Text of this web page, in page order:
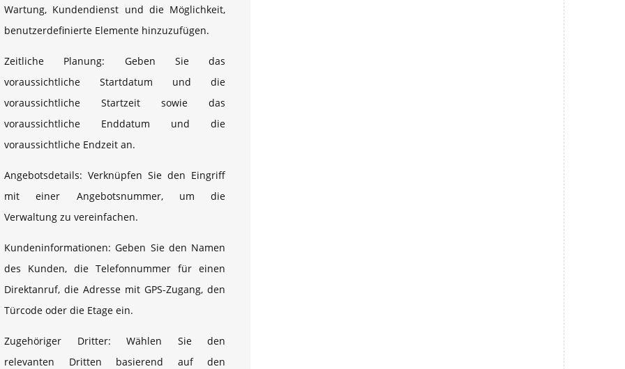
Wartung, Kundendienst und die Möglichkeit,
benutzerdefinierte Elemente hinzuzufügen.
Zeitliche Planung: Geben Sie das
voraussichtliche Startdatum und die
voraussichtliche Startzeit sowie das
voraussichtliche Enddatum und die
voraussichtliche Endzeit an.
Angebotsdetails: Verknüpfen Sie den Eingriff
mit einer Angebotsnummer, um die
Verwaltung zu vereinfachen.
Kundeninformationen: Geben Sie den Namen
des Kunden, die Telefonnummer für einen
Direktanruf, die Adresse mit GPS-Zugang, den
Türcode oder die Etage ein.
Zugehöriger Dritter: Wählen Sie den
relevanten Dritten basierend auf den